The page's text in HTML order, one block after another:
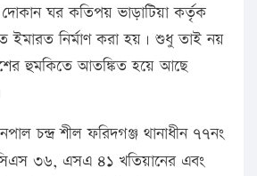
দোকান ঘর কতিপয় ভাড়াটিয়া কর্তৃক
নির্মাণ করা হয়। শুধু তাই নয়
হুমকিতে আতঙ্কিত হয়ে আছে
চন্দ্র শীল ফরিদগঞ্জ থানাধীন ৭৭নং
সিএস ৩৬, এসএ ৪১ খতিয়ানের এবং